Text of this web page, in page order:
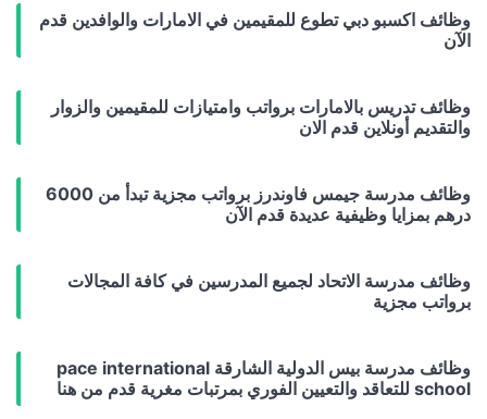
وظائف اكسبو دبي تطوع للمقيمين في الامارات والوافدين قدم
الآن
وظائف تدريس بالامارات برواتب وامتيازات للمقيمين والزوار
والتقديم أونلاين قدم الان
وظائف مدرسة جيمس فاوندرز برواتب مجزية تبدأ من 6000
درهم بمزايا وظيفية عديدة قدم الآن
وظائف مدرسة الاتحاد لجميع المدرسين في كافة المجالات
برواتب مجزية
وظائف مدرسة بيس الدولية الشارقة pace international
school للتعاقد والتعيين الفوري بمرتبات مغرية قدم من هنا